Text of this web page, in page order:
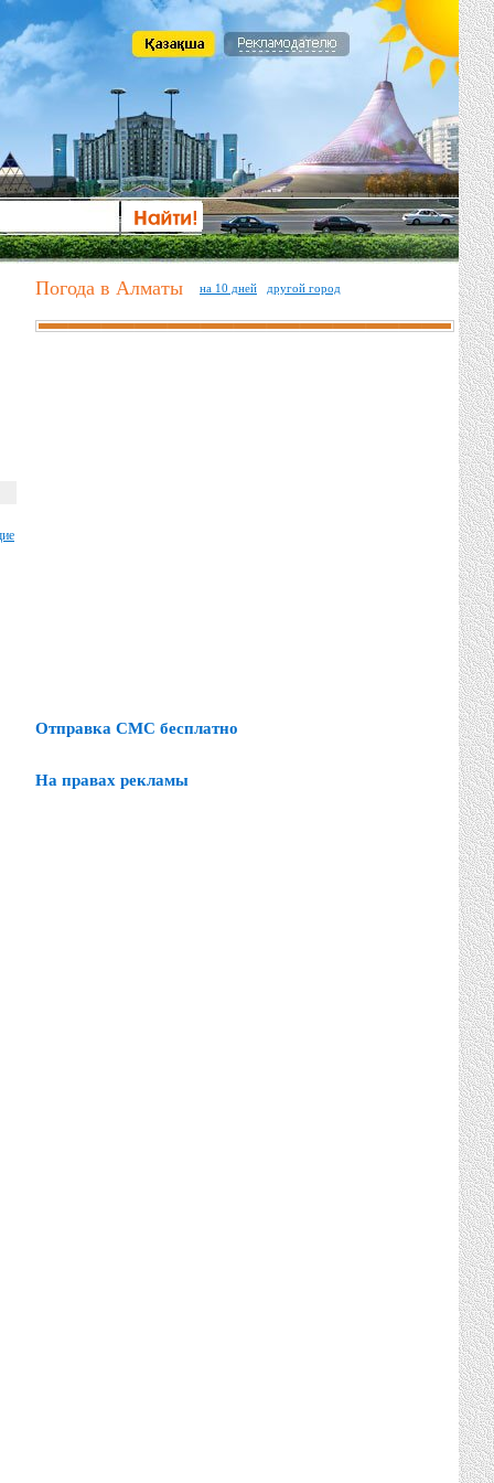
Погода в Алматы на 10 дней другой город
Отправка СМС бесплатно
На правах рекламы